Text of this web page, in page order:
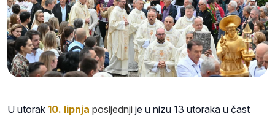
U utorak 10. lipnja posljednji je u nizu 13 utoraka u čast